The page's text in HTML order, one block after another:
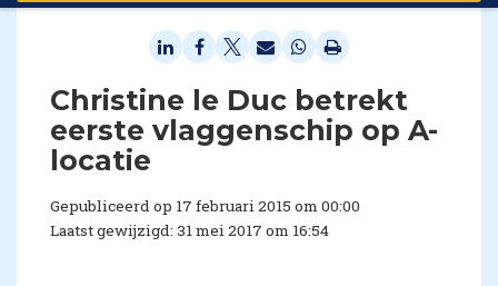
Christine le Duc betrekt
eerste vlaggenschip op A-
locatie
Gepubliceerd op 17 februari 2015 om 00:00
Laatst gewijzigd: 31 mei 2017 om 16:54